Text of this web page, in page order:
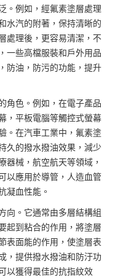
。例如，經氟素塗層處理
水汽的附著，保持清晰的
處理後，更容易清潔，不
一些高檔服裝和戶外用品
防油，防污的功能，提升
角色。例如，在電子產品
，平板電腦等觸控式螢幕
。在汽車工業中，氟素塗
久的撥水撥油效果，減少
器械，航空航天等領域，
以應用於導管，人造血管
凝血性能。
向。它通常由多層結構組
起到粘合的作用，將塗層
表面能的作用，使塗層表
，提供撥水撥油和防汙功
以獲得最佳的抗指紋效